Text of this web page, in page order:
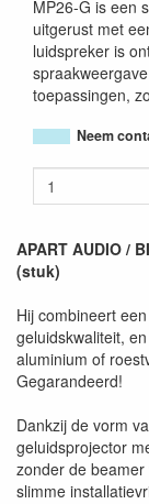
MP26-G is een
uitgerust met
luidspreker is
toepassingen,
Neem
APART AUDIO /
(stuk)
Hij combineert
geluidskwaliteit,
aluminium of
Gegarandeerd!
Dankzij de vorm
geluidsprojector
zonder de
slimme